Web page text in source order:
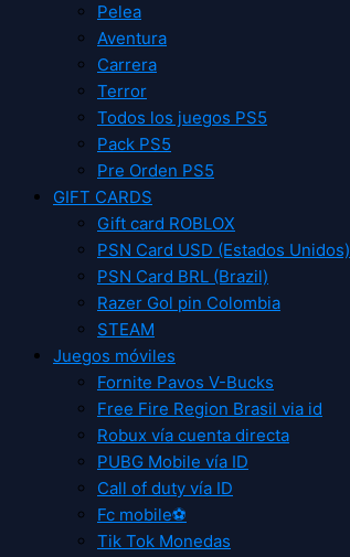
Pelea
Aventura
Carrera
Terror
Todos los juegos PS5
Pack PS5
Pre Orden PS5
GIFT CARDS
Gift card ROBLOX
PSN Card USD (Estados Unidos)
PSN Card BRL (Brazil)
Razer Gol pin Colombia
STEAM
Juegos móviles
Fornite Pavos V-Bucks
Free Fire Region Brasil via id
Robux vía cuenta directa
PUBG Mobile vía ID
Call of duty vía ID
Fc mobile⚽
Tik Tok Monedas